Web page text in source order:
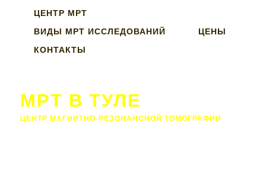
ЦЕНТР МРТ
ВИДЫ МРТ ИССЛЕДОВАНИЙ
ЦЕНЫ
КОНТАКТЫ
МРТ В ТУЛЕ
ЦЕНТР МАГНИТНО-РЕЗОНАНСНОЙ ТОМОГРАФИИ